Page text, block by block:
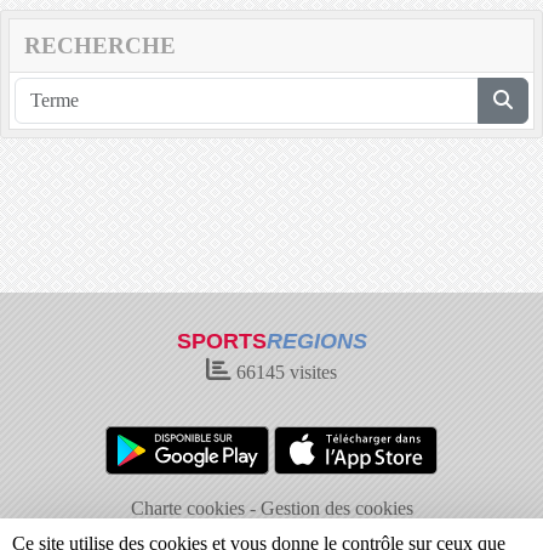
RECHERCHE
SPORTSREGIONS
66145 visites
Charte cookies
Gestion des cookies
Informations légales
Signaler un contenu inapproprié
Ce site utilise des cookies et vous donne le contrôle sur ceux que